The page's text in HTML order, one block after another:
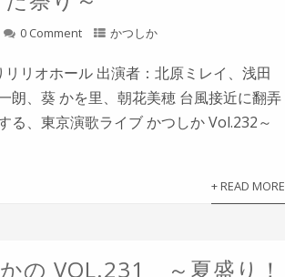
0 Comment かつしか
リオホール 出演者：北原ミレイ、浅田
朗、葵 かを里、朝花美穂 台風接近に翻弄
る、東京演歌ライブ かつしか Vol.232～
+ READ MORE
の VOL.231 ～夏盛り！